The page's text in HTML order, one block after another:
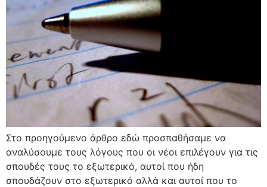
Στο προηγούμενο άρθρο εδώ προσπαθήσαμε να
αναλύσουμε τους λόγους που οι νέοι επιλέγουν για τις
σπουδές τους το εξωτερικό, αυτοί που ήδη
σπουδάζουν στο εξωτερικό αλλά και αυτοί που το